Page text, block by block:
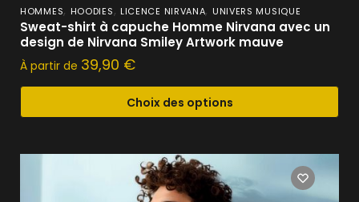
HOMMES, HOODIES, LICENCE NIRVANA, UNIVERS MUSIQUE
Sweat-shirt à capuche Homme Nirvana avec un
design de Nirvana Smiley Artwork mauve
À partir de 39,90 €
Choix des options